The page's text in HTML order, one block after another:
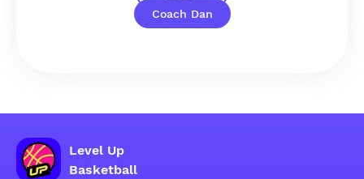
Coach Dan
Level Up
Basketball